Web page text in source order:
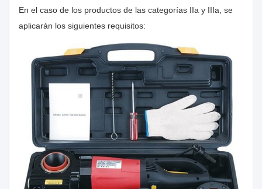
En el caso de los productos de las categorías IIa y IIIa, se
aplicarán los siguientes requisitos: